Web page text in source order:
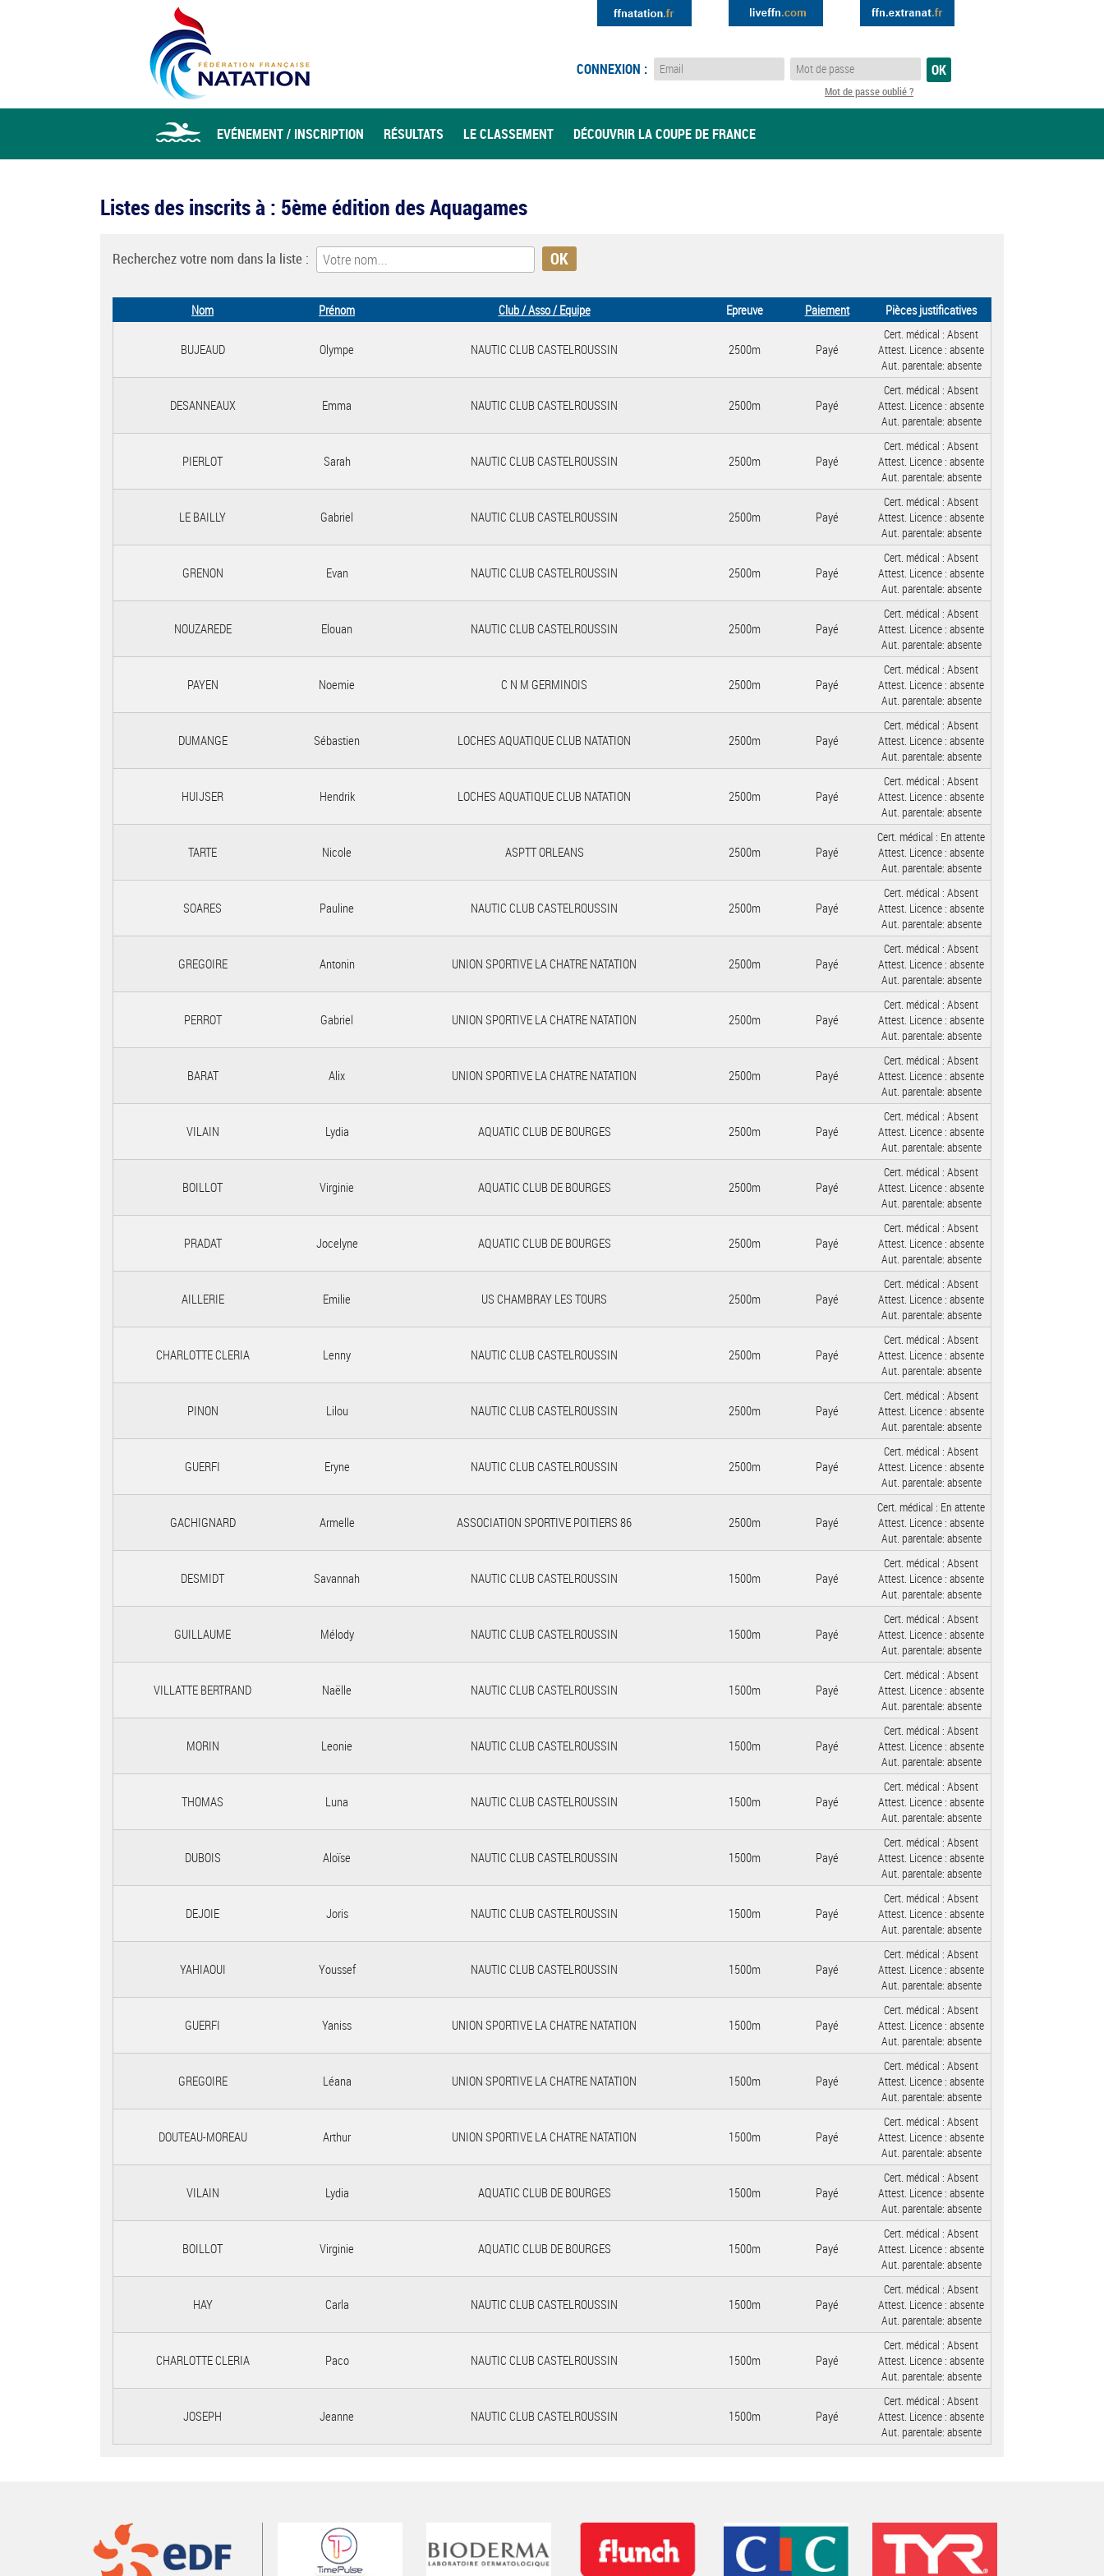
CONNEXION :
Mot de passe oublié ?
EVÉNEMENT / INSCRIPTION RÉSULTATS LE CLASSEMENT DÉCOUVRIR LA COUPE DE FRANCE
Listes des inscrits à : 5ème édition des Aquagames
Recherchez votre nom dans la liste :
Nom Prénom Club / Asso / Equipe Epreuve Paiement Pièces justificatives
BUJEAUD Olympe NAUTIC CLUB CASTELROUSSIN 2500m Payé
Cert. médical : Absent
Attest. Licence : absente
Aut. parentale: absente
DESANNEAUX Emma NAUTIC CLUB CASTELROUSSIN 2500m Payé
Cert. médical : Absent
Attest. Licence : absente
Aut. parentale: absente
PIERLOT Sarah NAUTIC CLUB CASTELROUSSIN 2500m Payé
Cert. médical : Absent
Attest. Licence : absente
Aut. parentale: absente
LE BAILLY Gabriel NAUTIC CLUB CASTELROUSSIN 2500m Payé
Cert. médical : Absent
Attest. Licence : absente
Aut. parentale: absente
GRENON Evan NAUTIC CLUB CASTELROUSSIN 2500m Payé
Cert. médical : Absent
Attest. Licence : absente
Aut. parentale: absente
NOUZAREDE Elouan NAUTIC CLUB CASTELROUSSIN 2500m Payé
Cert. médical : Absent
Attest. Licence : absente
Aut. parentale: absente
PAYEN Noemie C N M GERMINOIS 2500m Payé
Cert. médical : Absent
Attest. Licence : absente
Aut. parentale: absente
DUMANGE Sébastien LOCHES AQUATIQUE CLUB NATATION 2500m Payé
Cert. médical : Absent
Attest. Licence : absente
Aut. parentale: absente
HUIJSER Hendrik LOCHES AQUATIQUE CLUB NATATION 2500m Payé
Cert. médical : Absent
Attest. Licence : absente
Aut. parentale: absente
TARTE Nicole ASPTT ORLEANS 2500m Payé
Cert. médical : En attente
Attest. Licence : absente
Aut. parentale: absente
SOARES Pauline NAUTIC CLUB CASTELROUSSIN 2500m Payé
Cert. médical : Absent
Attest. Licence : absente
Aut. parentale: absente
GREGOIRE Antonin UNION SPORTIVE LA CHATRE NATATION 2500m Payé
Cert. médical : Absent
Attest. Licence : absente
Aut. parentale: absente
PERROT Gabriel UNION SPORTIVE LA CHATRE NATATION 2500m Payé
Cert. médical : Absent
Attest. Licence : absente
Aut. parentale: absente
BARAT Alix UNION SPORTIVE LA CHATRE NATATION 2500m Payé
Cert. médical : Absent
Attest. Licence : absente
Aut. parentale: absente
VILAIN Lydia AQUATIC CLUB DE BOURGES 2500m Payé
Cert. médical : Absent
Attest. Licence : absente
Aut. parentale: absente
BOILLOT Virginie AQUATIC CLUB DE BOURGES 2500m Payé
Cert. médical : Absent
Attest. Licence : absente
Aut. parentale: absente
PRADAT Jocelyne AQUATIC CLUB DE BOURGES 2500m Payé
Cert. médical : Absent
Attest. Licence : absente
Aut. parentale: absente
AILLERIE Emilie US CHAMBRAY LES TOURS 2500m Payé
Cert. médical : Absent
Attest. Licence : absente
Aut. parentale: absente
CHARLOTTE CLERIA Lenny NAUTIC CLUB CASTELROUSSIN 2500m Payé
Cert. médical : Absent
Attest. Licence : absente
Aut. parentale: absente
PINON Lilou NAUTIC CLUB CASTELROUSSIN 2500m Payé
Cert. médical : Absent
Attest. Licence : absente
Aut. parentale: absente
GUERFI Eryne NAUTIC CLUB CASTELROUSSIN 2500m Payé
Cert. médical : Absent
Attest. Licence : absente
Aut. parentale: absente
GACHIGNARD Armelle ASSOCIATION SPORTIVE POITIERS 86 2500m Payé
Cert. médical : En attente
Attest. Licence : absente
Aut. parentale: absente
DESMIDT Savannah NAUTIC CLUB CASTELROUSSIN 1500m Payé
Cert. médical : Absent
Attest. Licence : absente
Aut. parentale: absente
GUILLAUME Mélody NAUTIC CLUB CASTELROUSSIN 1500m Payé
Cert. médical : Absent
Attest. Licence : absente
Aut. parentale: absente
VILLATTE BERTRAND Naëlle NAUTIC CLUB CASTELROUSSIN 1500m Payé
Cert. médical : Absent
Attest. Licence : absente
Aut. parentale: absente
MORIN Leonie NAUTIC CLUB CASTELROUSSIN 1500m Payé
Cert. médical : Absent
Attest. Licence : absente
Aut. parentale: absente
THOMAS Luna NAUTIC CLUB CASTELROUSSIN 1500m Payé
Cert. médical : Absent
Attest. Licence : absente
Aut. parentale: absente
DUBOIS Aloïse NAUTIC CLUB CASTELROUSSIN 1500m Payé
Cert. médical : Absent
Attest. Licence : absente
Aut. parentale: absente
DEJOIE Joris NAUTIC CLUB CASTELROUSSIN 1500m Payé
Cert. médical : Absent
Attest. Licence : absente
Aut. parentale: absente
YAHIAOUI Youssef NAUTIC CLUB CASTELROUSSIN 1500m Payé
Cert. médical : Absent
Attest. Licence : absente
Aut. parentale: absente
GUERFI Yaniss UNION SPORTIVE LA CHATRE NATATION 1500m Payé
Cert. médical : Absent
Attest. Licence : absente
Aut. parentale: absente
GREGOIRE Léana UNION SPORTIVE LA CHATRE NATATION 1500m Payé
Cert. médical : Absent
Attest. Licence : absente
Aut. parentale: absente
DOUTEAU-MOREAU Arthur UNION SPORTIVE LA CHATRE NATATION 1500m Payé
Cert. médical : Absent
Attest. Licence : absente
Aut. parentale: absente
VILAIN Lydia AQUATIC CLUB DE BOURGES 1500m Payé
Cert. médical : Absent
Attest. Licence : absente
Aut. parentale: absente
BOILLOT Virginie AQUATIC CLUB DE BOURGES 1500m Payé
Cert. médical : Absent
Attest. Licence : absente
Aut. parentale: absente
HAY Carla NAUTIC CLUB CASTELROUSSIN 1500m Payé
Cert. médical : Absent
Attest. Licence : absente
Aut. parentale: absente
CHARLOTTE CLERIA Paco NAUTIC CLUB CASTELROUSSIN 1500m Payé
Cert. médical : Absent
Attest. Licence : absente
Aut. parentale: absente
JOSEPH Jeanne NAUTIC CLUB CASTELROUSSIN 1500m Payé
Cert. médical : Absent
Attest. Licence : absente
Aut. parentale: absente